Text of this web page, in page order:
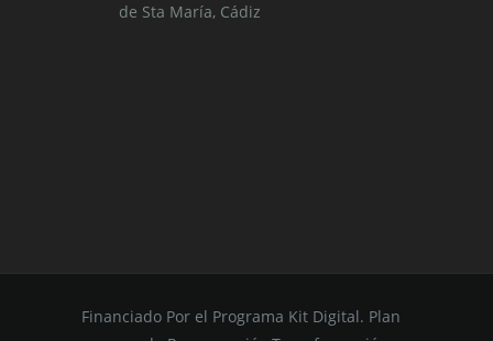
de Sta María, Cádiz
Financiado Por el Programa Kit Digital. Plan